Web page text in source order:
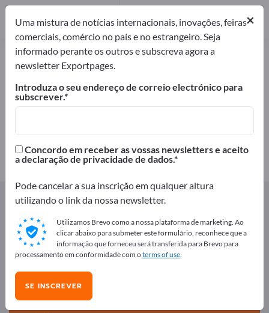
Produtos de nozes – encontre
fabricantes e fornecedores
Exportadores Fabricantes
1
Distribuidores
1
Exportpages Produtos alimentares e bebidas
Anuncie gratuitamente na
Exportpages!
Necessidades – Ofertas – Produtos usados – Contactos
×
Uma mistura de notícias internacionais, inovações, feiras
comerciais, comércio no país e no estrangeiro. Seja
informado perante os outros e subscreva agora a
newsletter Exportpages.
Introduza o seu endereço de correio electrónico para
subscrever.
Concordo em receber as vossas newsletters e aceito
a declaração de privacidade de dados.
Pode cancelar a sua inscrição em qualquer altura
utilizando o link da nossa newsletter.
Utilizamos Brevo como a nossa plataforma de marketing. Ao
clicar abaixo para submeter este formulário, reconhece que a
informação que forneceu será transferida para Brevo para
processamento em conformidade com oterms of use.
SE INSCREVER